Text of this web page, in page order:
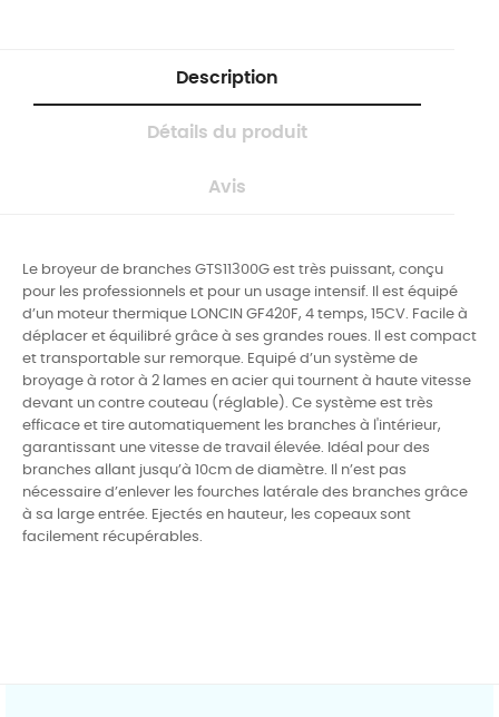
Description
Détails du produit
Avis
Le broyeur de branches GTS11300G est très puissant, conçu
pour les professionnels et pour un usage intensif. Il est équipé
d’un moteur thermique LONCIN GF420F, 4 temps, 15CV. Facile à
déplacer et équilibré grâce à ses grandes roues. Il est compact
et transportable sur remorque. Equipé d’un système de
broyage à rotor à 2 lames en acier qui tournent à haute vitesse
devant un contre couteau (réglable). Ce système est très
efficace et tire automatiquement les branches à l'intérieur,
garantissant une vitesse de travail élevée. Idéal pour des
branches allant jusqu’à 10cm de diamètre. Il n’est pas
nécessaire d’enlever les fourches latérale des branches grâce
à sa large entrée. Ejectés en hauteur, les copeaux sont
facilement récupérables.